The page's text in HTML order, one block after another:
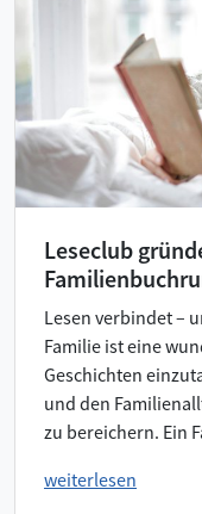
Leseclub
Lesen verbindet –
Familie ist eine
Geschichten
und den
zu bereichern. Ein
weiterlesen